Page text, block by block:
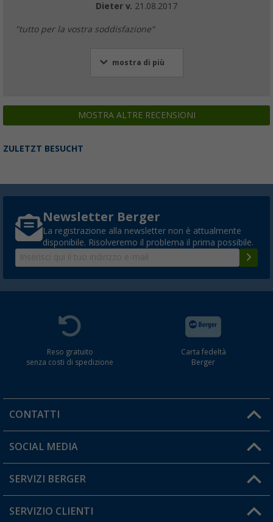
Dieter v. 21.08.2017
"tutto per la vostra soddisfazione"
mostra di più
MOSTRA ALTRE RECENSIONI
ZULETZT BESUCHT
Newsletter Berger
La registrazione alla newsletter non è attualmente
disponibile. Risolveremo il problema il prima possibile.
Reso gratuito
senza costi di spedizione
Carta fedeltà
Berger
CONTATTI
Orari di apertura del servizio:
Hai una domanda?
SOCIAL MEDIA
SERVIZI BERGER
Diventare rivenditori
SERVIZIO CLIENTI